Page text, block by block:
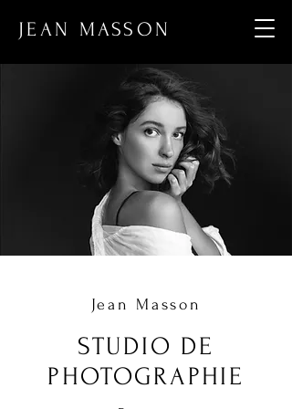
JEAN MASSON
Jean Masson
STUDIO DE
PHOTOGRAPHIE